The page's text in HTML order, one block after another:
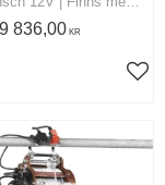
ton
9 836,00 KR